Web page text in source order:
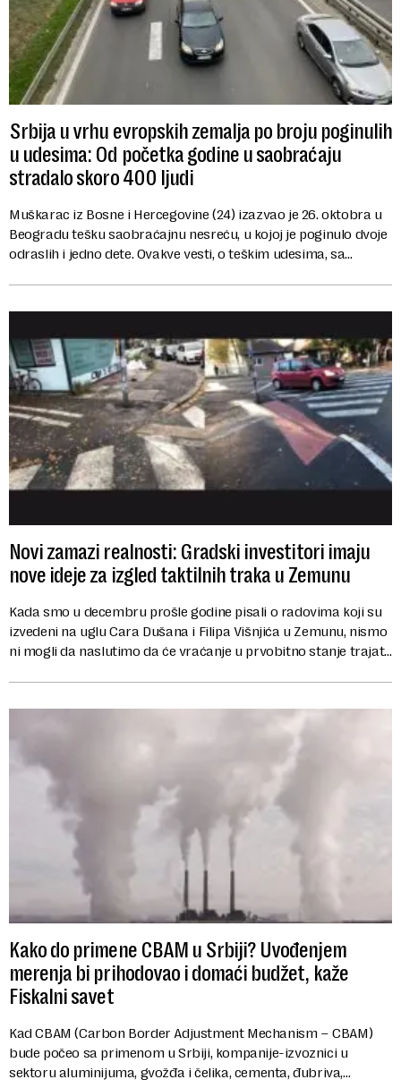
Srbija u vrhu evropskih zemalja po broju poginulih
u udesima: Od početka godine u saobraćaju
stradalo skoro 400 ljudi
Muškarac iz Bosne i Hercegovine (24) izazvao je 26. oktobra u
Beogradu tešku saobraćajnu nesreću, u kojoj je poginulo dvoje
odraslih i jedno dete. Ovakve vesti, o teškim udesima, sa
Novi zamazi realnosti: Gradski investitori imaju
nove ideje za izgled taktilnih traka u Zemunu
Kada smo u decembru prošle godine pisali o radovima koji su
izvedeni na uglu Cara Dušana i Filipa Višnjića u Zemunu, nismo
ni mogli da naslutimo da će vraćanje u prvobitno stanje trajati
Kako do primene CBAM u Srbiji? Uvođenjem
merenja bi prihodovao i domaći budžet, kaže
Fiskalni savet
Kad CBAM (Carbon Border Adjustment Mechanism – CBAM)
bude počeo sa primenom u Srbiji, kompanije-izvoznici u
sektoru aluminijuma, gvožđa i čelika, cementa, đubriva,